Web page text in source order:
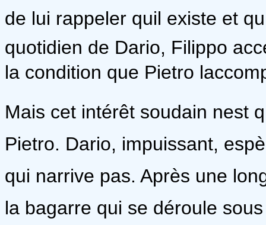
de lui rappeler quil existe et
quotidien de Dario, Filippo
la condition que Pietro
Mais cet intérêt soudain nest
Pietro. Dario, impuissant,
qui narrive pas. Après une
la bagarre qui se déroule